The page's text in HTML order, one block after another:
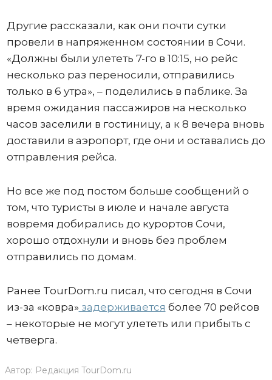
Другие рассказали, как они почти сутки
провели в напряженном состоянии в Сочи.
«Должны были улететь 7-го в 10:15, но рейс
несколько раз переносили, отправились
только в 6 утра», – поделились в паблике. За
время ожидания пассажиров на несколько
часов заселили в гостиницу, а к 8 вечера вновь
доставили в аэропорт, где они и оставались до
отправления рейса.
Но все же под постом больше сообщений о
том, что туристы в июле и начале августа
вовремя добирались до курортов Сочи,
хорошо отдохнули и вновь без проблем
отправились по домам.
Ранее TourDom.ru писал, что сегодня в Сочи
из-за «ковра» задерживается более 70 рейсов
– некоторые не могут улететь или прибыть с
четверга.
Автор: Редакция TourDom.ru